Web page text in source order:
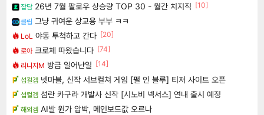
잡담 26년 7월 팔로우 상승량 TOP 30 - 월간 치지직 [10]
클립 그냥 귀여운 상교용 부부 ㅋㅋ
LoL 야동 투척하고 간다 [20]
로아 크로체 따왔습니다 [74]
리니지M 방금 일어난일 [14]
섭컬겜 넷마블, 신작 서브컬쳐 게임 [펄 인 블루] 티저 사이트 오픈
섭컬겜 섬란 카구라 개발사 신작 [시노비 넥서스] 연내 출시 예정
해외겜 AI발 원가 압박, 메인보드값 오르나